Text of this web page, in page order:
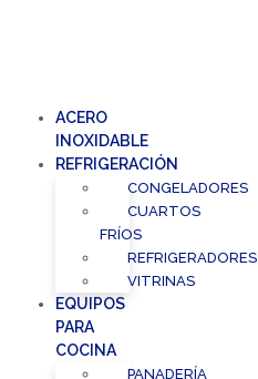
ACERO
INOXIDABLE
REFRIGERACIÓN
CONGELADORES
CUARTOS
FRÍOS
REFRIGERADORES
VITRINAS
EQUIPOS
PARA
COCINA
PANADERÍA